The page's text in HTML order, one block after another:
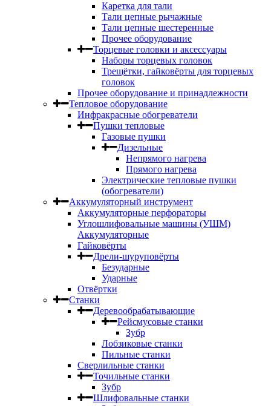
Каретка для тали
Тали цепные рычажные
Тали цепные шестеренные
Прочее оборудование
Торцевые головки и аксессуары
Наборы торцевых головок
Трещётки, гайковёрты для торцевых
головок
Прочее оборудование и принадлежности
Тепловое оборудование
Инфракрасные обогреватели
Пушки тепловые
Газовые пушки
Дизельные
Непрямого нагрева
Прямого нагрева
Электрические тепловые пушки
(обогреватели)
Аккумуляторный инструмент
Аккумуляторные перфораторы
Углошлифовальные машины (УШМ)
Аккумуляторные
Гайковёрты
Дрели-шуруповёрты
Безударные
Ударные
Отвёртки
Станки
Деревообрабатывающие
Рейсмусовые станки
Зубр
Лобзиковые станки
Пильные станки
Сверлильные станки
Точильные станки
Зубр
Шлифовальные станки